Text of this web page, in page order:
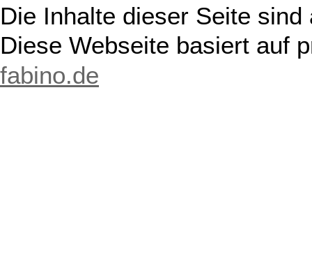
Die Inhalte dieser Seite
Diese Webseite basiert auf
fabino.de